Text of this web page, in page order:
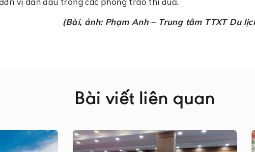
(Bài, ảnh: Phạm Anh – Trung tâm TTXT Du
Bài viết liên quan